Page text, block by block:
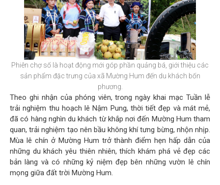
Phiên chợ số là hoạt động mới góp phần quảng bá, giới thiệu các
sản phẩm đặc trưng của xã Mường Hum đến du khách bốn
phương.
Theo ghi nhận của phóng viên, trong ngày khai mạc Tuần lễ
trải nghiệm thu hoạch lê Nậm Pung, thời tiết đẹp và mát mẻ,
đã có hàng nghìn du khách từ khắp nơi đến Mường Hum tham
quan, trải nghiệm tạo nên bầu không khí tưng bừng, nhộn nhịp.
Mùa lê chín ở Mường Hum trở thành điểm hẹn hấp dẫn của
những du khách yêu thiên nhiên, thích khám phá vẻ đẹp các
bản làng và có những kỷ niệm đẹp bên những vườn lê chín
mọng giữa đất trời Mường Hum.